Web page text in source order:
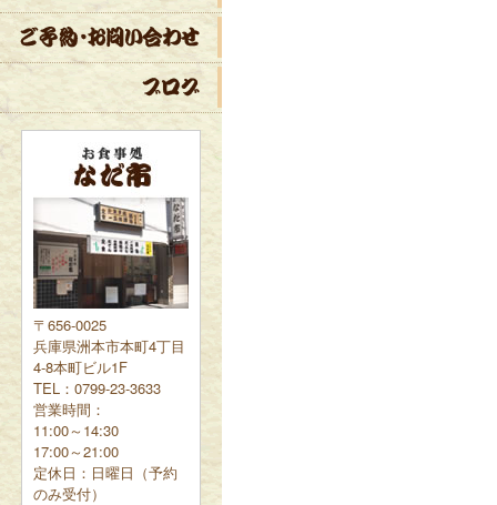
〒656-0025
兵庫県洲本市本町4丁目
4-8本町ビル1F
TEL：0799-23-3633
営業時間：
11:00～14:30
17:00～21:00
定休日：日曜日（予約
のみ受付）